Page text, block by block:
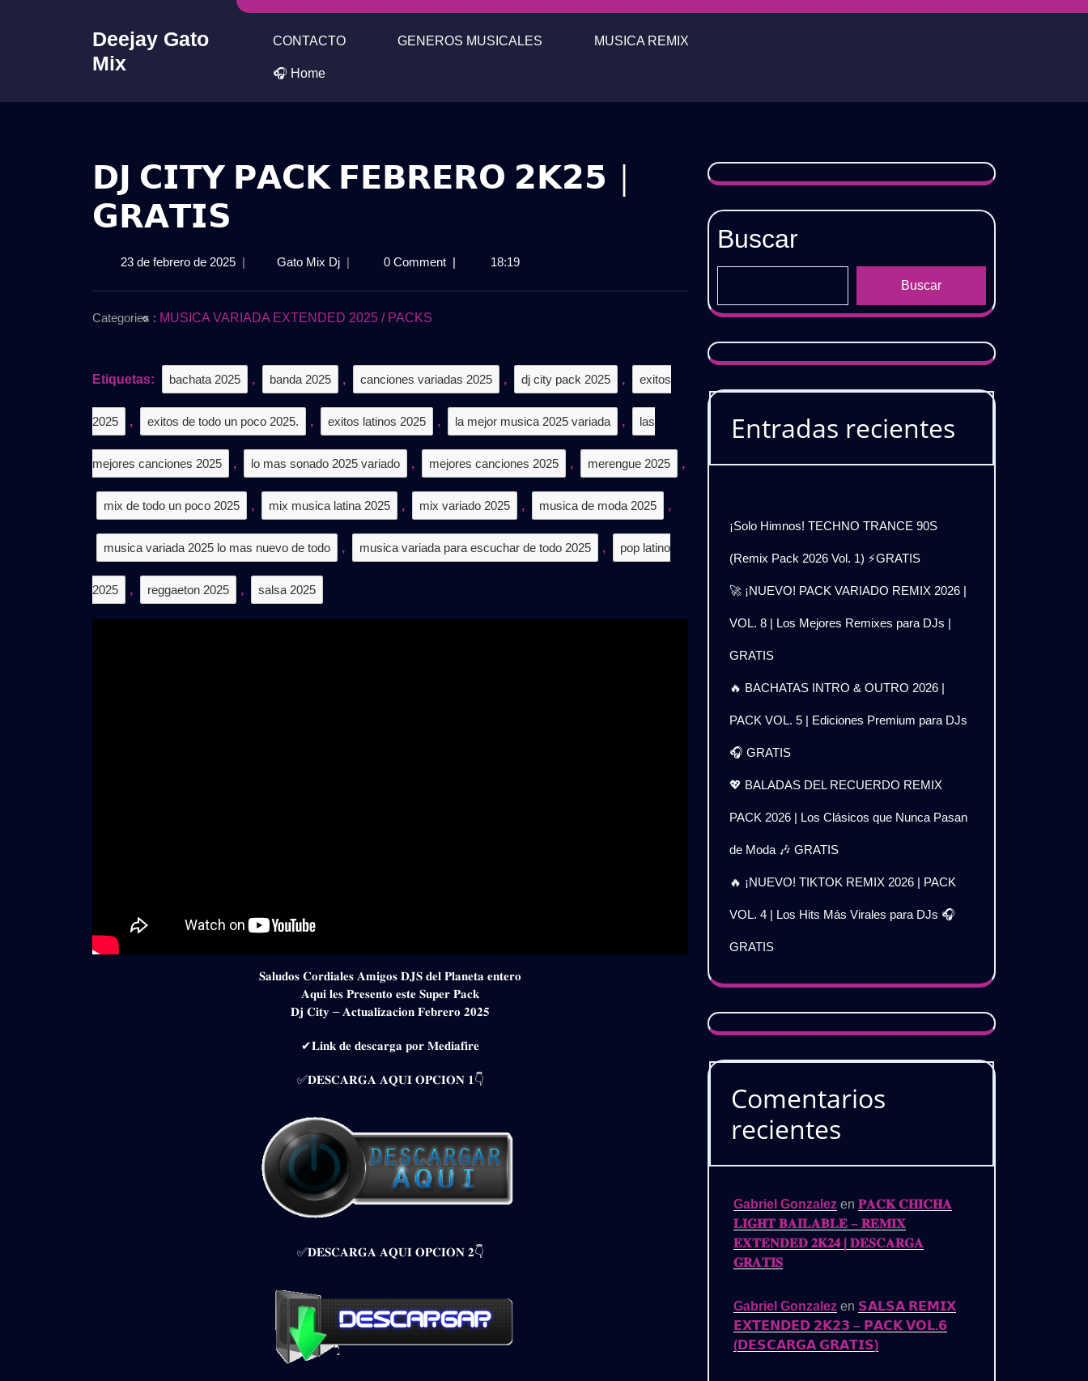
Deejay Gato
Mix
CONTACTO GENEROS MUSICALES MUSICA REMIX
🎧 Home
𝗗𝗝 𝗖𝗜𝗧𝗬 𝗣𝗔𝗖𝗞 𝗙𝗘𝗕𝗥𝗘𝗥𝗢 𝟮𝗞𝟮𝟱 |
𝗚𝗥𝗔𝗧𝗜𝗦
23 de febrero de 202523
de
| Gato Mix Dj𝗗𝗝
𝗙𝗘𝗕𝗥𝗘𝗥𝗢
𝗚𝗥𝗔𝗧𝗜𝗦
| 0 Comment | 18:19
Categories : MUSICA VARIADA EXTENDED 2025 / PACKS
Etiquetas: bachata 2025 , banda 2025 , canciones variadas 2025 , dj city pack 2025 , exitos
2025 , exitos de todo un poco 2025. , exitos latinos 2025 , la mejor musica 2025 variada , las
mejores canciones 2025 , lo mas sonado 2025 variado , mejores canciones 2025 , merengue 2025 ,
mix de todo un poco 2025 , mix musica latina 2025 , mix variado 2025 , musica de moda 2025 ,
musica variada 2025 lo mas nuevo de todo , musica variada para escuchar de todo 2025 , pop latino
2025 , reggaeton 2025 , salsa 2025
𝐒𝐚𝐥𝐮𝐝𝐨𝐬 𝐂𝐨𝐫𝐝𝐢𝐚𝐥𝐞𝐬 𝐀𝐦𝐢𝐠𝐨𝐬 𝐃𝐉𝐒 𝐝𝐞𝐥 𝐏𝐥𝐚𝐧𝐞𝐭𝐚 𝐞𝐧𝐭𝐞𝐫𝐨
𝐀𝐪𝐮𝐢 𝐥𝐞𝐬 𝐏𝐫𝐞𝐬𝐞𝐧𝐭𝐨 𝐞𝐬𝐭𝐞 𝐒𝐮𝐩𝐞𝐫 𝐏𝐚𝐜𝐤
𝐃𝐣 𝐂𝐢𝐭𝐲 – 𝐀𝐜𝐭𝐮𝐚𝐥𝐢𝐳𝐚𝐜𝐢𝐨𝐧 𝐅𝐞𝐛𝐫𝐞𝐫𝐨 𝟐𝟎𝟐𝟓
✔𝐋𝐢𝐧𝐤 𝐝𝐞 𝐝𝐞𝐬𝐜𝐚𝐫𝐠𝐚 𝐩𝐨𝐫 𝐌𝐞𝐝𝐢𝐚𝐟𝐢𝐫𝐞
✅𝐃𝐄𝐒𝐂𝐀𝐑𝐆𝐀 𝐀𝐐𝐔𝐈 𝐎𝐏𝐂𝐈𝐎𝐍 𝟏👇
✅𝐃𝐄𝐒𝐂𝐀𝐑𝐆𝐀 𝐀𝐐𝐔𝐈 𝐎𝐏𝐂𝐈𝐎𝐍 𝟐👇
Buscar
Buscar
Entradas recientes
¡Solo Himnos! TECHNO TRANCE 90S
(Remix Pack 2026 Vol. 1) ⚡GRATIS
🚀 ¡NUEVO! PACK VARIADO REMIX 2026 |
VOL. 8 | Los Mejores Remixes para DJs |
GRATIS
🔥 BACHATAS INTRO & OUTRO 2026 |
PACK VOL. 5 | Ediciones Premium para DJs
🎧 GRATIS
💖 BALADAS DEL RECUERDO REMIX
PACK 2026 | Los Clásicos que Nunca Pasan
de Moda 🎶 GRATIS
🔥 ¡NUEVO! TIKTOK REMIX 2026 | PACK
VOL. 4 | Los Hits Más Virales para DJs 🎧
GRATIS
Comentarios
recientes
Gabriel Gonzalez en 𝐏𝐀𝐂𝐊 𝐂𝐇𝐈𝐂𝐇𝐀
𝐋𝐈𝐆𝐇𝐓 𝐁𝐀𝐈𝐋𝐀𝐁𝐋𝐄 – 𝐑𝐄𝐌𝐈𝐗
𝐄𝐗𝐓𝐄𝐍𝐃𝐄𝐃 𝟐𝐊𝟐𝟒 | 𝐃𝐄𝐒𝐂𝐀𝐑𝐆𝐀
𝐆𝐑𝐀𝐓𝐈𝐒
Gabriel Gonzalez en 𝗦𝗔𝗟𝗦𝗔 𝗥𝗘𝗠𝗜𝗫
𝗘𝗫𝗧𝗘𝗡𝗗𝗘𝗗 𝟮𝗞𝟮𝟯 – 𝗣𝗔𝗖𝗞 𝗩𝗢𝗟.𝟲
(𝗗𝗘𝗦𝗖𝗔𝗥𝗚𝗔 𝗚𝗥𝗔𝗧𝗜𝗦)